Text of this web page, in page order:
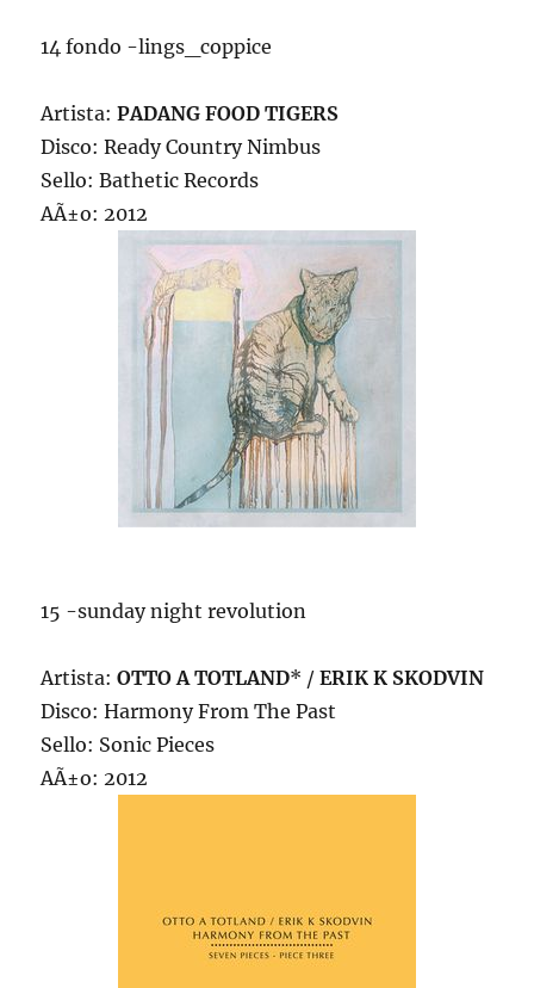
14 fondo -lings_coppice
Artista:PADANG FOOD TIGERS
Disco: Ready Country Nimbus
Sello: Bathetic Records
AÃ±o: 2012
15 -sunday night revolution
Artista:OTTO A TOTLAND* /ERIK K SKODVIN
Disco: Harmony From The Past
Sello: Sonic Pieces
AÃ±o: 2012